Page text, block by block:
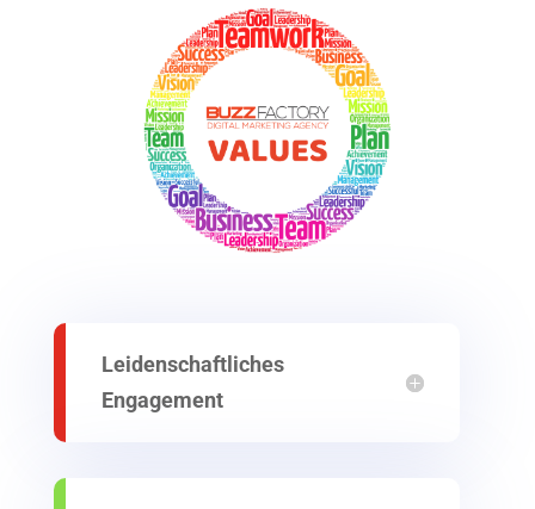
Leidenschaftliches
Engagement